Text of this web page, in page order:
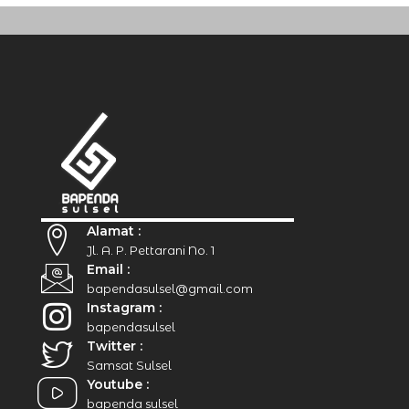
Alamat :
Jl. A. P. Pettarani No. 1
Email :
bapendasulsel@gmail.com
Instagram :
bapendasulsel
Twitter :
Samsat Sulsel
Youtube :
bapenda sulsel